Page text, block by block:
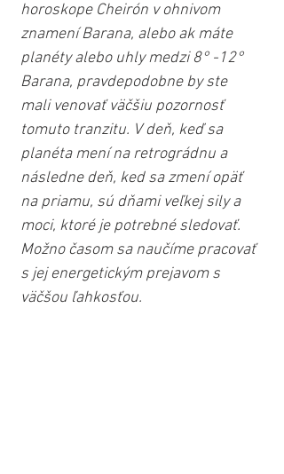
horoskope Cheirón v ohnivom
znamení Barana, alebo ak máte
planéty alebo uhly medzi 8° -12°
Barana, pravdepodobne by ste
mali venovať väčšiu pozornosť
tomuto tranzitu. V deň, keď sa
planéta mení na retrográdnu a
následne deň, ked sa zmení opäť
na priamu, sú dňami veľkej sily a
moci, ktoré je potrebné sledovať.
Možno časom sa naučíme pracovať
s jej energetickým prejavom s
väčšou ľahkosťou.